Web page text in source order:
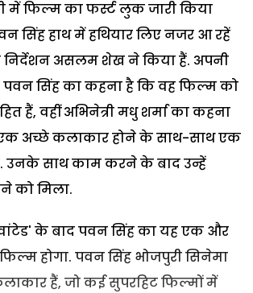
में फिल्म का फर्स्ट लुक जारी किया
सिंह हाथ में हथियार लिए नजर आ रहें
असलम शेख ने किया हैं. अपनी
सिंह का कहना है कि वह फिल्म को
हैं, वहीं अभिनेत्री मधु शर्मा का कहना
अच्छे कलाकार होने के साथ-साथ एक
उनके साथ काम करने के बाद उन्हें
को मिला.
के बाद पवन सिंह का यह एक और
होगा. पवन सिंह भोजपुरी सिनेमा
हैं, जो कई सुपरहिट फिल्मों में